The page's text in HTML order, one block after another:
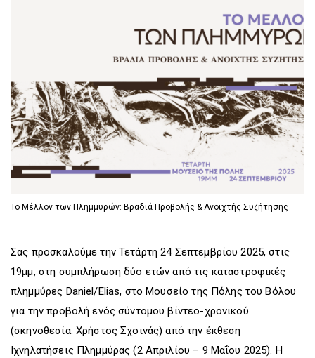
W
N
T
I
G
G
R
N
T
R
I
G
G
E
R
W
N
T
R
I
G
G
E
R
Το Μέλλον των Πλημμυρών: Βραδιά Προβολής & Ανοιχτής Συζήτησης
Σας προσκαλούμε την Τετάρτη 24 Σεπτεμβρίου 2025, στις
19μμ, στη συμπλήρωση δύο ετών από τις καταστροφικές
πλημμύρες Daniel/Elias, στο Μουσείο της Πόλης του Βόλου
για την προβολή ενός σύντομου βίντεο-χρονικού
(σκηνοθεσία: Χρήστος Σχοινάς) από την έκθεση
Ιχνηλατήσεις Πλημμύρας (2 Απριλίου – 9 Μαΐου 2025). H